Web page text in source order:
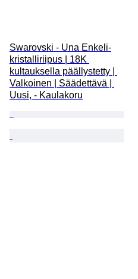
Swarovski - Una Enkeli-
kristalliriipus | 18K
kultauksella päällystetty |
Valkoinen | Säädettävä |
Uusi, - Kaulakoru